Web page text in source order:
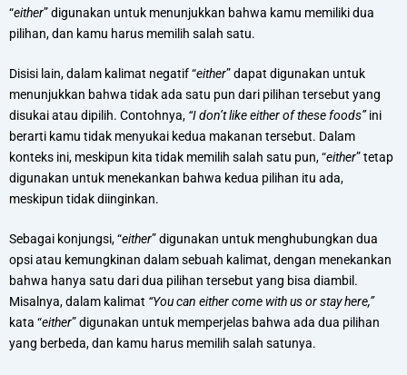
“either” digunakan untuk menunjukkan bahwa kamu memiliki dua
pilihan, dan kamu harus memilih salah satu.
Disisi lain, dalam kalimat negatif “either” dapat digunakan untuk
menunjukkan bahwa tidak ada satu pun dari pilihan tersebut yang
disukai atau dipilih. Contohnya, “I don’t like either of these foods”ini
berarti kamu tidak menyukai kedua makanan tersebut. Dalam
konteks ini, meskipun kita tidak memilih salah satu pun, “either” tetap
digunakan untuk menekankan bahwa kedua pilihan itu ada,
meskipun tidak diinginkan.
Sebagai konjungsi, “either” digunakan untuk menghubungkan dua
opsi atau kemungkinan dalam sebuah kalimat, dengan menekankan
bahwa hanya satu dari dua pilihan tersebut yang bisa diambil.
Misalnya, dalam kalimat “You can either come with us or stay here,”
kata “either” digunakan untuk memperjelas bahwa ada dua pilihan
yang berbeda, dan kamu harus memilih salah satunya.